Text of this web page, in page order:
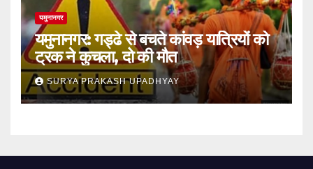
यमुनानगर
यमुनानगर: गड्ढे से बचते कांवड़ यात्रियों को
ट्रक ने कुचला, दो की मौत
SURYA PRAKASH UPADHYAY